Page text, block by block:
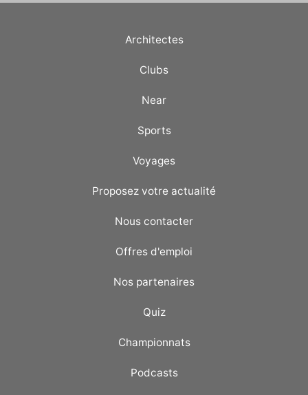
Architectes
Clubs
Near
Sports
Voyages
Proposez votre actualité
Nous contacter
Offres d'emploi
Nos partenaires
Quiz
Championnats
Podcasts